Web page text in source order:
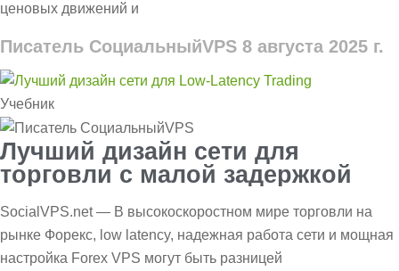
ценовых движений и
Писатель СоциальныйVPS 8 августа 2025 г.
Учебник
Лучший дизайн сети для
торговли с малой задержкой
SocialVPS.net — В высокоскоростном мире торговли на
рынке Форекс, low latency, надежная работа сети и мощная
настройка Forex VPS могут быть разницей